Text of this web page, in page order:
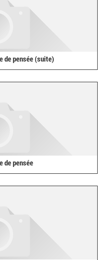
de pensée (suite)
de pensée